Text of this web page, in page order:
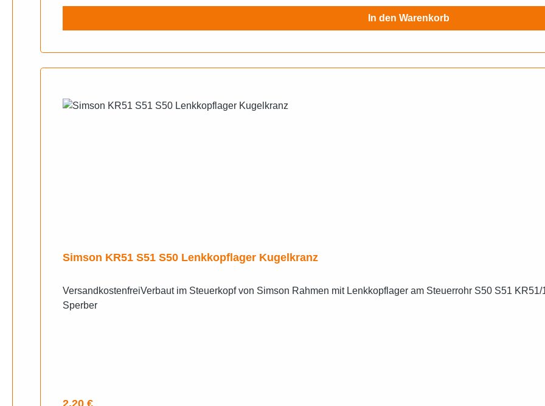
In den Warenkorb
Simson KR51 S51 S50 Lenkkopflager Kugelkranz
VersandkostenfreiVerbaut im Steuerkopf von Simson Rahmen mit Lenkkopflager am Steuerrohr S50 S51
Sperber
Regulärer Preis:
2,20 €